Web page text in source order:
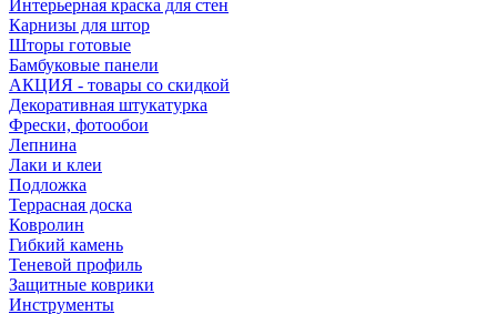
Интерьерная краска для стен
Карнизы для штор
Шторы готовые
Бамбуковые панели
АКЦИЯ - товары со скидкой
Декоративная штукатурка
Фрески, фотообои
Лепнина
Лаки и клеи
Подложка
Террасная доска
Ковролин
Гибкий камень
Теневой профиль
Защитные коврики
Инструменты